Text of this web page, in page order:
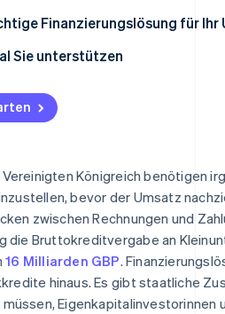
Finanzierungslösung für Ihr
Sie unterstützen
Königreich benötigen
bevor der Umsatz
zwischen Rechnungen und
die Bruttokreditvergabe an
16 Milliarden GBP.
hinaus. Es gibt staatliche
Eigenkapitalinvestorinnen